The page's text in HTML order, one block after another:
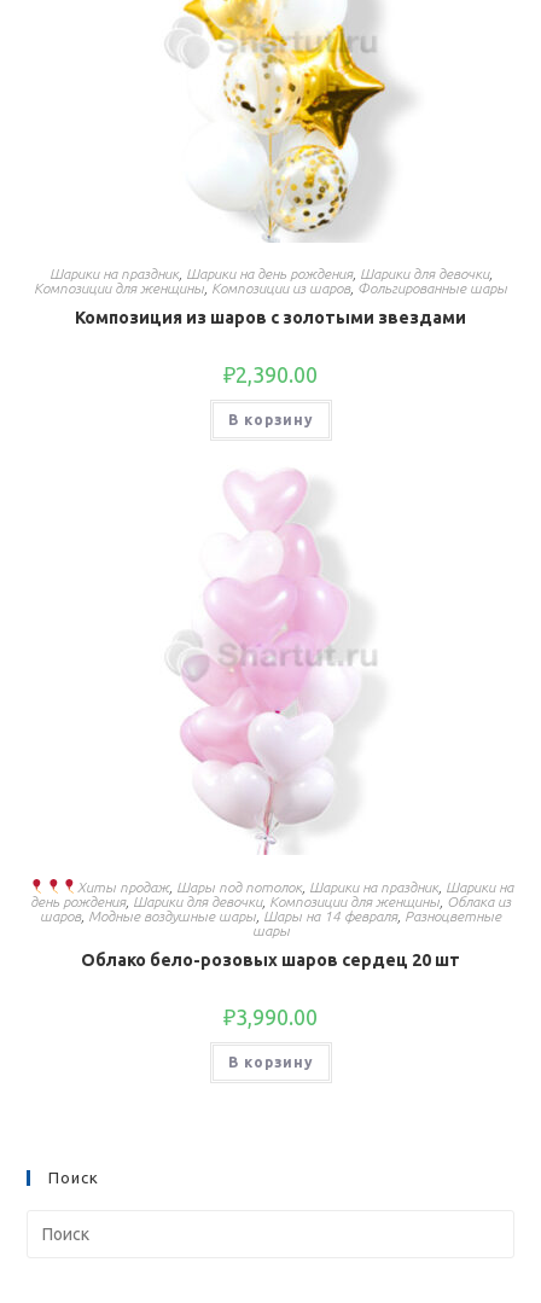
Шарики на праздник, Шарики на день рождения, Шарики для девочки,
Композиции для женщины Композиции из шаров, Фольгированные шары
Композиция из шаров с золотыми звездами
₽2,390.00
В корзину
Хиты продаж, Шары под потолок, Шарики на праздник, Шарики на
день рождения, Шарики для девочки, Композиции для женщины Облака из
шаров, Модные воздушные шары Шары на 14 февраля, Разноцветные
шары
Облако бело-розовых шаров сердец 20 шт
₽3,990.00
В корзину
Поиск